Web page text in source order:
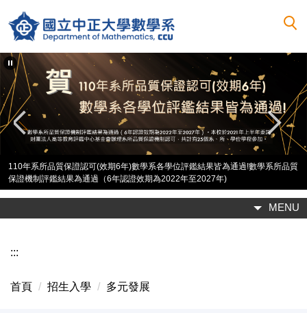
到
主
要
內
容
區
110年系所品質保證認可(效期6年)數學系各學位評鑑結果皆為通過!數學系所品質
保證機制評鑑結果為通過（6年認證效期為2022年至2027年)
MENU
:::
首頁 招生入學 多元發展